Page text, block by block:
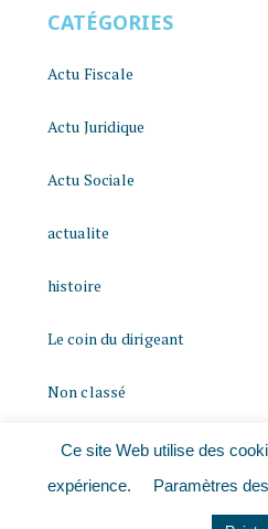
CATÉGORIES
Actu Fiscale
Actu Juridique
Actu Sociale
actualite
histoire
Le coin du dirigeant
Non classé
quizz
Ce site Web utilise des
expérience.
Paramètres